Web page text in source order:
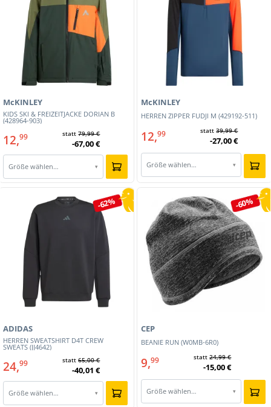
KIDS SKI & FREIZEITJACKE DORIAN B
(428964-903)
McKINLEY
12,99 statt79,99 €
-67,00 €
Größe wählen… ▾
HERREN ZIPPER FUDJI M (429192-511)
McKINLEY
12,99 statt39,99 €
-27,00 €
Größe wählen… ▾
-62%
HERREN SWEATSHIRT D4T CREW
SWEATS (JJ4642)
ADIDAS
24,99 statt65,00 €
-40,01 €
Größe wählen… ▾
-60%
BEANIE RUN (W0MB-6R0)
CEP
9,99 statt24,99 €
-15,00 €
Größe wählen… ▾